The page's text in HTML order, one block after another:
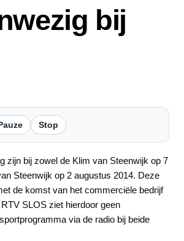
bij
Stop
zijn bij zowel de Klim van Steenwijk op 7
Steenwijk op 2 augustus 2014. Deze
de komst van het commerciële bedrijf
SLOS ziet hierdoor geen
via de radio bij beide